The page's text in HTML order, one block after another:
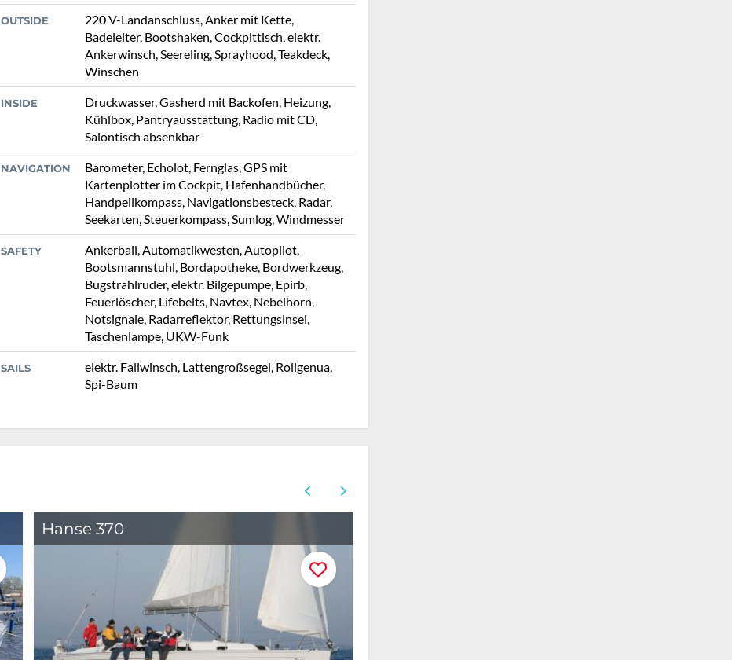
OUTSIDE
220 V-Landanschluss, Anker mit Kette,
Badeleiter, Bootshaken, Cockpittisch, elektr.
Ankerwinsch, Seereling, Sprayhood, Teakdeck,
Winschen
INSIDE
Druckwasser, Gasherd mit Backofen, Heizung,
Kühlbox, Pantryausstattung, Radio mit CD,
Salontisch absenkbar
NAVIGATION
Barometer, Echolot, Fernglas, GPS mit
Kartenplotter im Cockpit, Hafenhandbücher,
Handpeilkompass, Navigationsbesteck, Radar,
Seekarten, Steuerkompass, Sumlog, Windmesser
SAFETY
Ankerball, Automatikwesten, Autopilot,
Bootsmannstuhl, Bordapotheke, Bordwerkzeug,
Bugstrahlruder, elektr. Bilgepumpe, Epirb,
Feuerlöscher, Lifebelts, Navtex, Nebelhorn,
Notsignale, Radarreflektor, Rettungsinsel,
Taschenlampe, UKW-Funk
SAILS
elektr. Fallwinsch, Lattengroßsegel, Rollgenua,
Spi-Baum
Hanse 370